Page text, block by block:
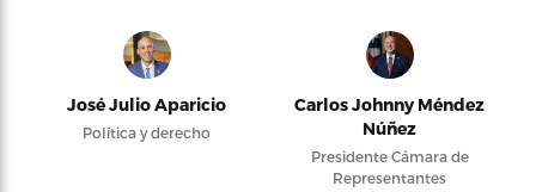
José Julio Aparicio
Política y derecho
Carlos Johnny Méndez
Núñez
Presidente Cámara de
Representantes